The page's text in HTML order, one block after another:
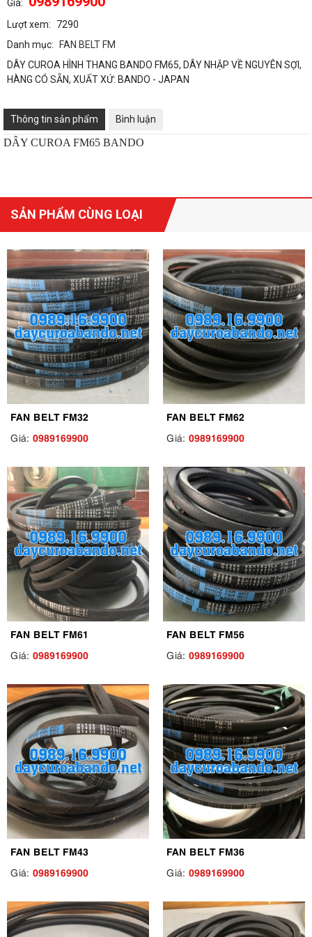
Giá:
Lượt xem:
7290
Danh mục:
FAN BELT FM
DÂY CUROA HÌNH THANG BANDO FM65, DÂY NHẬP VỀ NGUYÊN SỢI,
HÀNG CÓ SẴN, XUẤT XỨ: BANDO - JAPAN
Thông tin sản phẩm Bình luận
DÂY CUROA FM65 BANDO
SẢN PHẨM CÙNG LOẠI
FAN BELT FM32
Giá: 0989169900
FAN BELT FM62
Giá: 0989169900
FAN BELT FM61
Giá: 0989169900
FAN BELT FM56
Giá: 0989169900
FAN BELT FM43
Giá: 0989169900
FAN BELT FM36
Giá: 0989169900